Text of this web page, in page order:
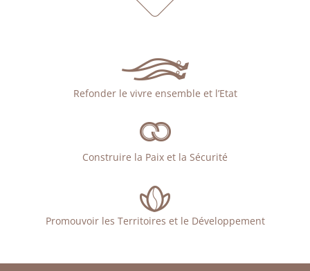
Refonder le vivre ensemble et l’Etat
Construire la Paix et la Sécurité
Promouvoir les Territoires et le Développement